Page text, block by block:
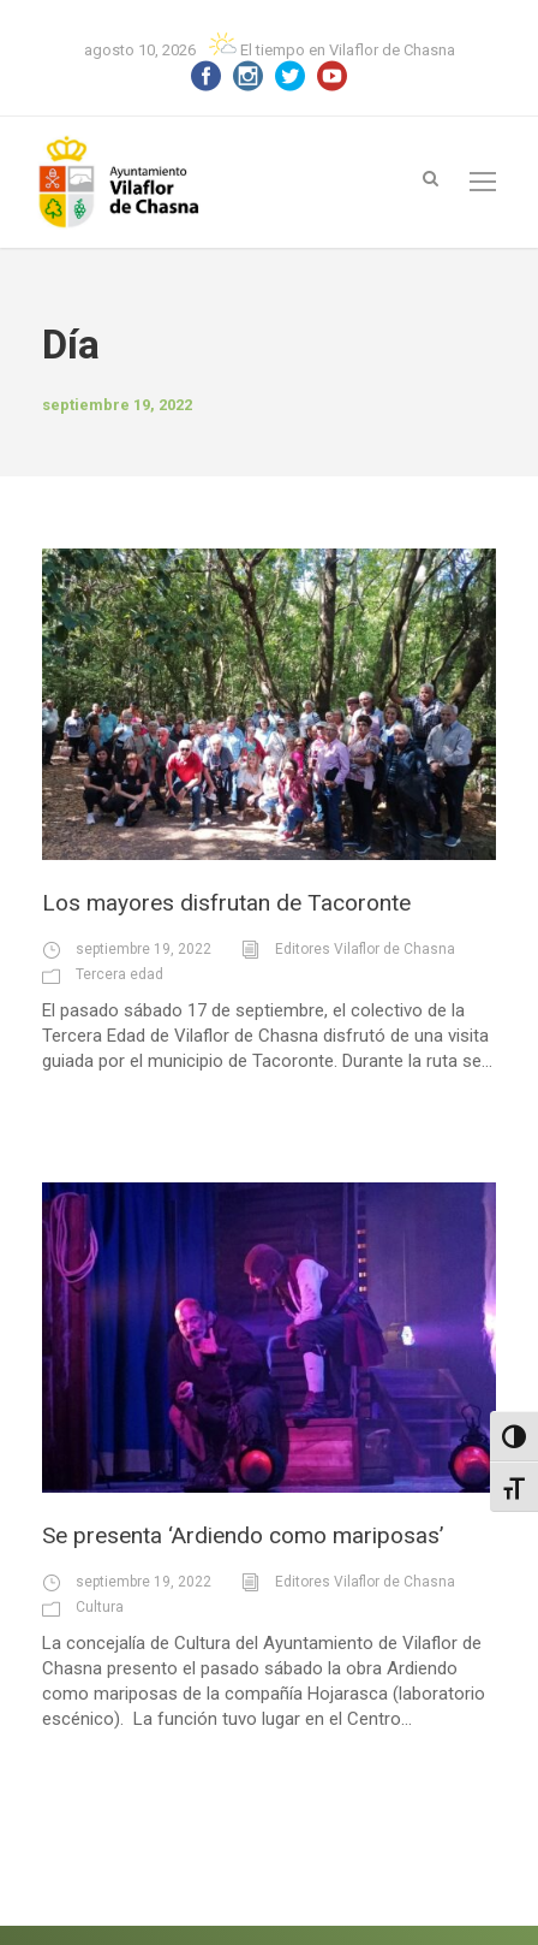
agosto 10, 2026 El tiempo en Vilaflor de Chasna
Día
septiembre 19, 2022
Los mayores disfrutan de Tacoronte
septiembre 19, 2022
Editores Vilaflor de Chasna
Tercera edad
El pasado sábado 17 de septiembre, el colectivo de la
Tercera Edad de Vilaflor de Chasna disfrutó de una visita
guiada por el municipio de Tacoronte. Durante la ruta se...
Se presenta ‘Ardiendo como mariposas’
septiembre 19, 2022
Editores Vilaflor de Chasna
Cultura
La concejalía de Cultura del Ayuntamiento de Vilaflor de
Chasna presento el pasado sábado la obra Ardiendo
como mariposas de la compañía Hojarasca (laboratorio
escénico). La función tuvo lugar en el Centro...